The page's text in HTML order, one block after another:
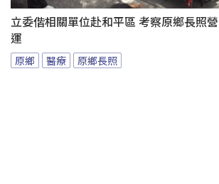
立委偕相關單位赴和平區 考察原鄉長照營
運
原鄉 醫療 原鄉長照